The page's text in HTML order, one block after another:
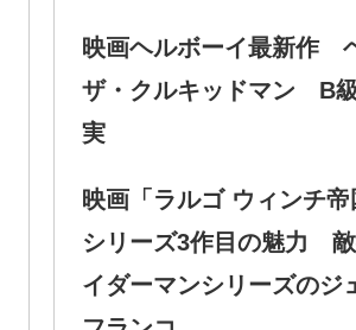
映画ヘルボーイ最新作
ザ・クルキッドマン B
実
映画「ラルゴ ウィンチ帝
シリーズ3作目の魅力
イダーマンシリーズのジ